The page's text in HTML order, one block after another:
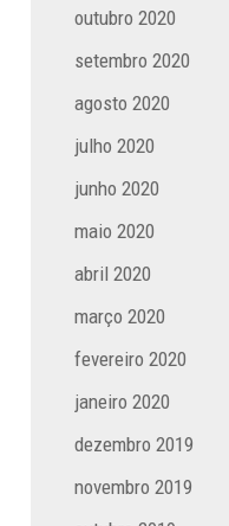
outubro 2020
setembro 2020
agosto 2020
julho 2020
junho 2020
maio 2020
abril 2020
março 2020
fevereiro 2020
janeiro 2020
dezembro 2019
novembro 2019